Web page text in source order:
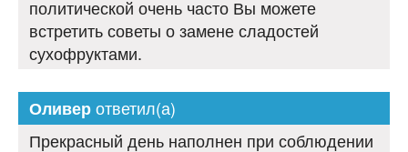
политической очень часто Вы можете
встретить советы о замене сладостей
сухофруктами.
Оливерответил(а)
Прекрасный день наполнен при соблюдении